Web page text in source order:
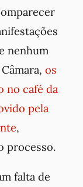
nenhum
os
no café da
pela
,
processo.
falta de